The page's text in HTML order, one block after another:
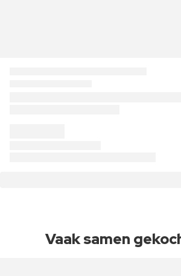
Vaak samen